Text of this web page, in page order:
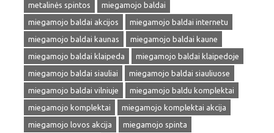
metalinės spintos
miegamojo baldai
miegamojo baldai akcijos
miegamojo baldai internetu
miegamojo baldai kaunas
miegamojo baldai kaune
miegamojo baldai klaipeda
miegamojo baldai klaipedoje
miegamojo baldai siauliai
miegamojo baldai siauliuose
miegamojo baldai vilniuje
miegamojo baldu komplektai
miegamojo komplektai
miegamojo komplektai akcija
miegamojo lovos akcija
miegamojo spinta